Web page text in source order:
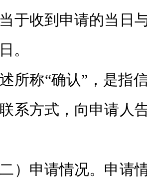
于收到申请的当日
。
所称“确认”，是指
系方式，向申请人
二）申请情况。申请